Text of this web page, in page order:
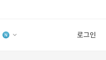
로그인